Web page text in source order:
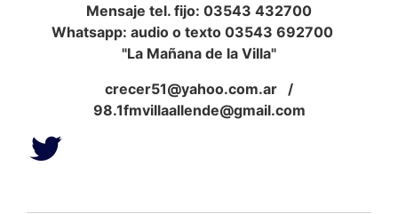
Mensaje tel. fijo: 03543 432700
Whatsapp: audio o texto 03543 692700
"La Mañana de la Villa"
crecer51@yahoo.com.ar /
98.1fmvillaallende@gmail.com